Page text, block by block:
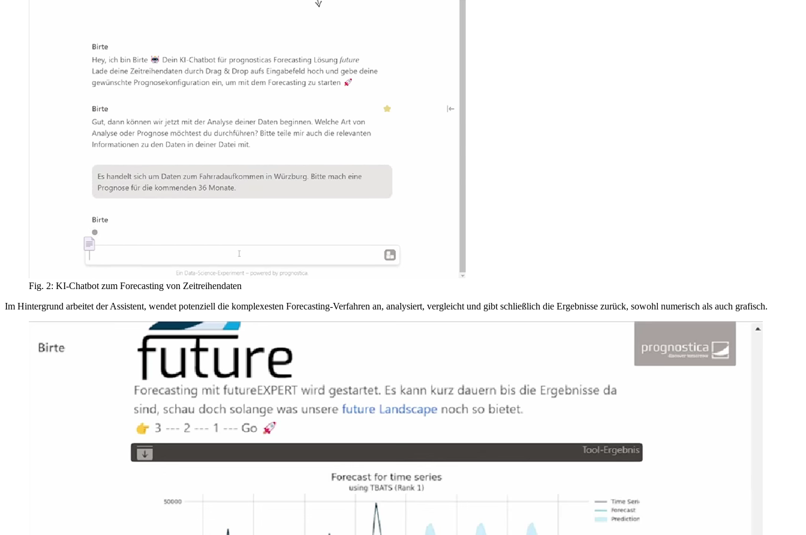
Fig. 2: KI-Chatbot zum Forecasting von Zeitreihendaten
Im Hintergrund arbeitet der Assistent, wendet potenziell die komplexesten Forecasting-Verfahren an, analysiert, vergleicht und gibt schließlich die Ergebnisse zurück, sowohl numerisch als auch grafisch.